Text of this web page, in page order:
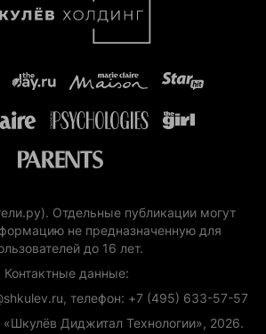
Отдельные публикации могут
не предназначенную для
до 16 лет.
Контактные данные:
телефон: +7 (495) 633-57-57
Диджитал Технологии», 2026.